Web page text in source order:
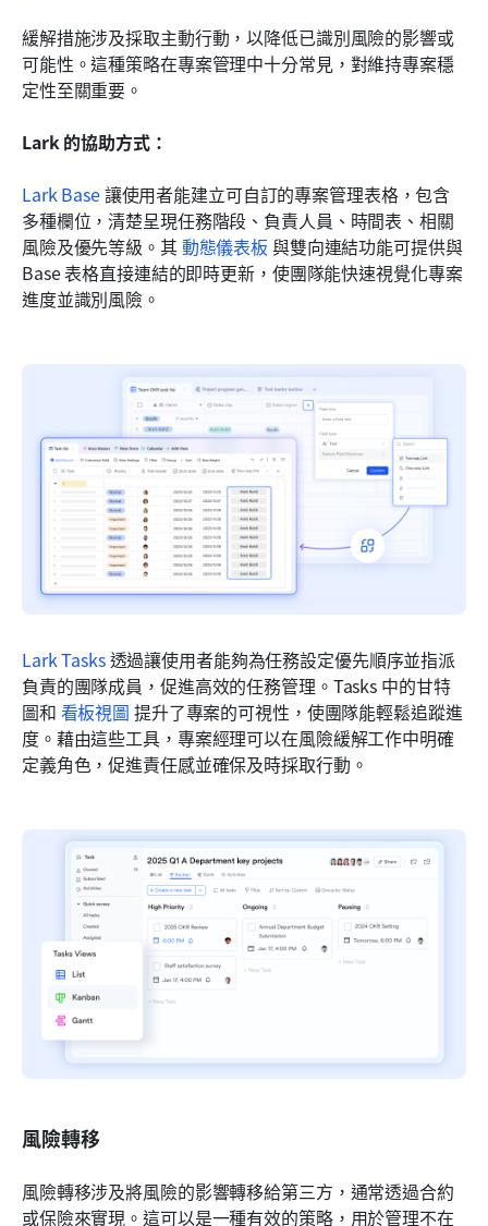
緩解措施涉及採取主動行動，以降低已識別風險的影響或
可能性。這種策略在專案管理中十分常見，對維持專案穩
定性至關重要。
Lark 的協助方式：
Lark Base 讓使用者能建立可自訂的專案管理表格，包含
多種欄位，清楚呈現任務階段、負責人員、時間表、相關
風險及優先等級。其 動態儀表板 與雙向連結功能可提供與
Base 表格直接連結的即時更新，使團隊能快速視覺化專案
進度並識別風險。
Lark Tasks 透過讓使用者能夠為任務設定優先順序並指派
負責的團隊成員，促進高效的任務管理。Tasks 中的甘特
圖和 看板視圖 提升了專案的可視性，使團隊能輕鬆追蹤進
度。藉由這些工具，專案經理可以在風險緩解工作中明確
定義角色，促進責任感並確保及時採取行動。
風險轉移
風險轉移涉及將風險的影響轉移給第三方，通常透過合約
或保險來實現。這可以是一種有效的策略，用於管理不在